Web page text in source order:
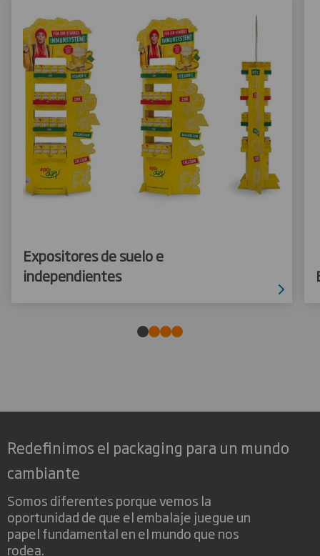
Expositores de suelo e
independientes
Redefinimos el packaging para un mundo
cambiante
Somos diferentes porque vemos la
oportunidad de que el embalaje juegue un
papel fundamental en el mundo que nos
rodea.